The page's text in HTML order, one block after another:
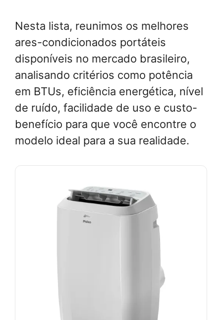
Nesta lista, reunimos os melhores
ares-condicionados portáteis
disponíveis no mercado brasileiro,
analisando critérios como potência
em BTUs, eficiência energética, nível
de ruído, facilidade de uso e custo-
benefício para que você encontre o
modelo ideal para a sua realidade.